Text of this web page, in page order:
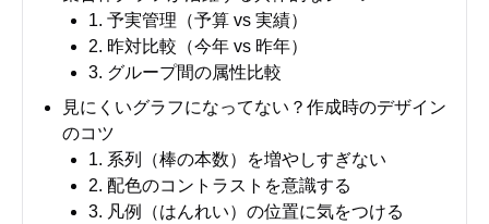
1. 予実管理（予算 vs 実績）
2. 昨対比較（今年 vs 昨年）
3. グループ間の属性比較
見にくいグラフになってない？作成時のデザイン
のコツ
1. 系列（棒の本数）を増やしすぎない
2. 配色のコントラストを意識する
3. 凡例（はんれい）の位置に気をつける